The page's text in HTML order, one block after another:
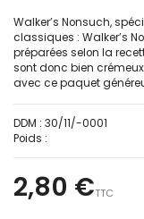
Walker’s Nonsuch,
classiques : Walker’s
préparées selon la
sont donc bien
avec ce paquet
DDM : 30/11/-0001
Poids :
2,80 €TTC